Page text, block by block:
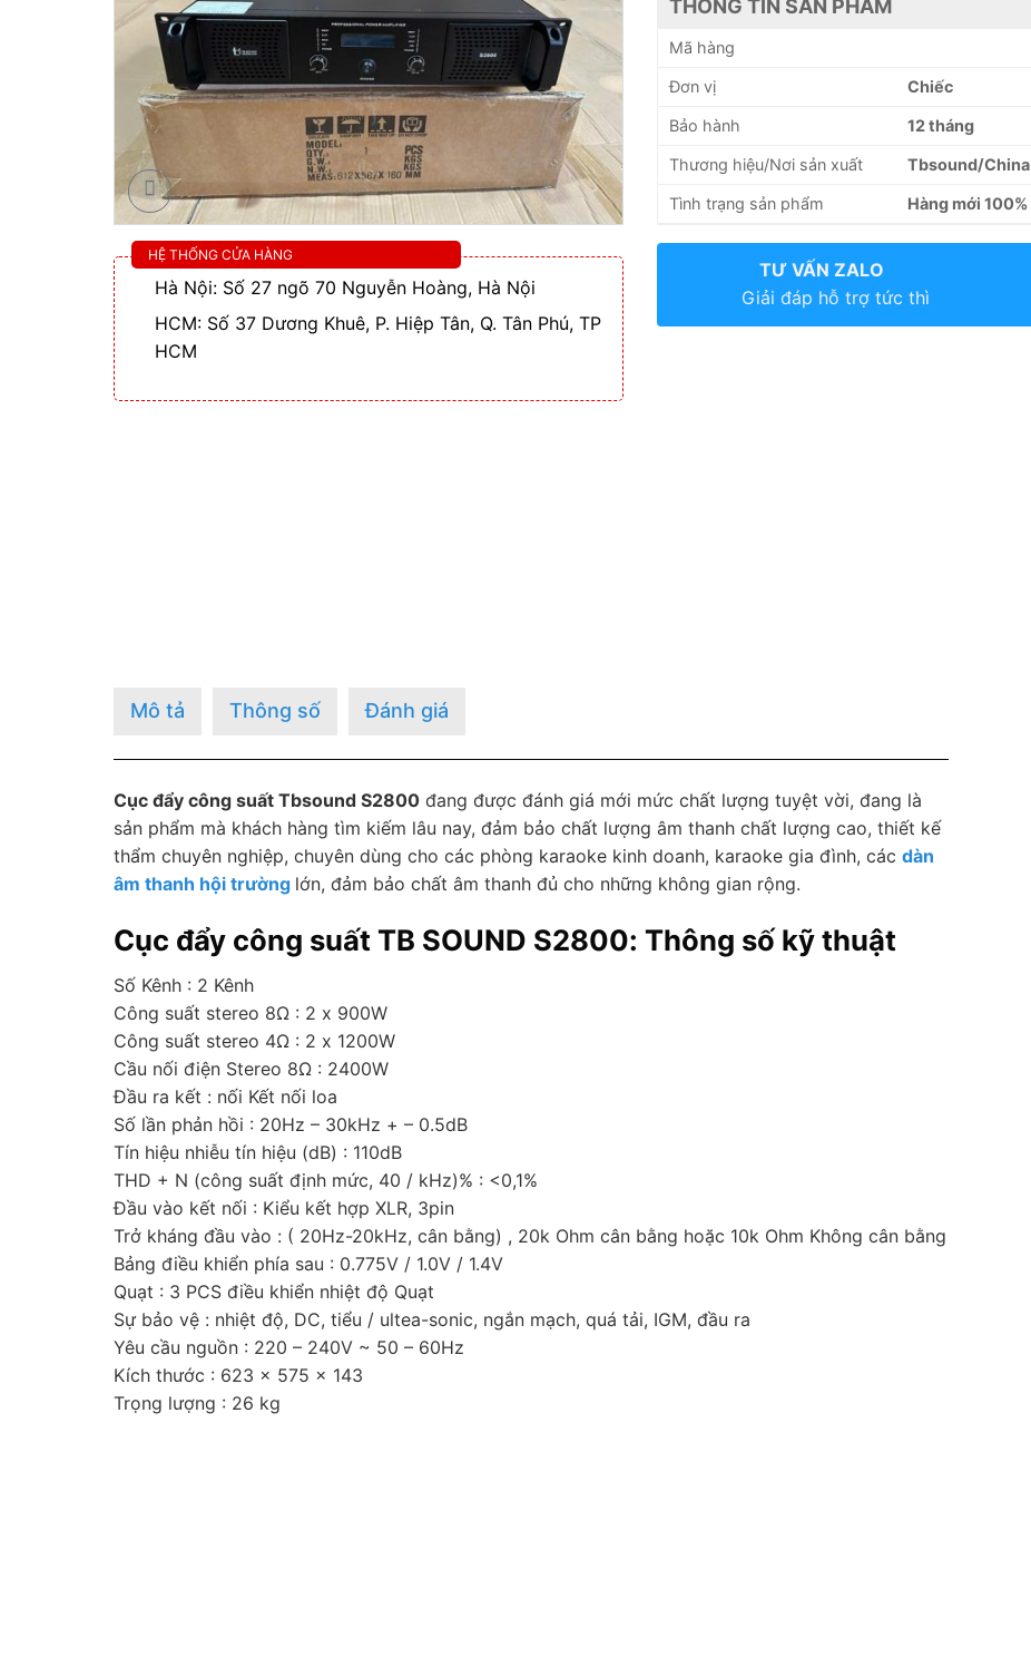
HỆ THỐNG CỬA HÀNG
Hà Nội: Số 27 ngõ 70 Nguyễn Hoàng, Hà Nội
HCM: Số 37 Dương Khuê, P. Hiệp Tân, Q. Tân Phú, TP
HCM
THÔNG TIN SẢN PHẨM
Mã hàng
Đơn vị Chiếc
Bảo hành 12 tháng
Thương hiệu/Nơi sản xuất Tbsound/China
Tình trạng sản phẩm Hàng mới 100%
TƯ VẤN ZALO
Giải đáp hỗ trợ tức thì
Mô tả Thông số Đánh giá
Cục đẩy công suất Tbsound S2800 đang được đánh giá mới mức chất lượng tuyệt vời, đang là
sản phẩm mà khách hàng tìm kiếm lâu nay, đảm bảo chất lượng âm thanh chất lượng cao, thiết kế
thẩm chuyên nghiệp, chuyên dùng cho các phòng karaoke kinh doanh, karaoke gia đình, các dàn
âm thanh hội trường lớn, đảm bảo chất âm thanh đủ cho những không gian rộng.
Cục đẩy công suất TB SOUND S2800: Thông số kỹ thuật
Số Kênh : 2 Kênh
Công suất stereo 8Ω : 2 x 900W
Công suất stereo 4Ω : 2 x 1200W
Cầu nối điện Stereo 8Ω : 2400W
Đầu ra kết : nối Kết nối loa
Số lần phản hồi : 20Hz – 30kHz + – 0.5dB
Tín hiệu nhiễu tín hiệu (dB) : 110dB
THD + N (công suất định mức, 40 / kHz)% : <0,1%
Đầu vào kết nối : Kiểu kết hợp XLR, 3pin
Trở kháng đầu vào : ( 20Hz-20kHz, cân bằng) , 20k Ohm cân bằng hoặc 10k Ohm Không cân bằng
Bảng điều khiển phía sau : 0.775V / 1.0V / 1.4V
Quạt : 3 PCS điều khiển nhiệt độ Quạt
Sự bảo vệ : nhiệt độ, DC, tiểu / ultea-sonic, ngắn mạch, quá tải, IGM, đầu ra
Yêu cầu nguồn : 220 – 240V ~ 50 – 60Hz
Kích thước : 623 x 575 x 143
Trọng lượng : 26 kg